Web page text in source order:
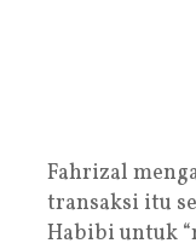
Fahrizal
transaksi itu
Habibi untuk